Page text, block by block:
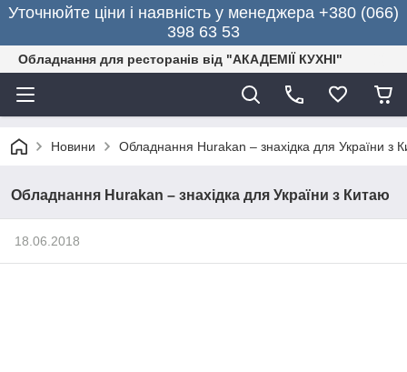
Уточнюйте ціни і наявність у менеджера +380 (066)
398 63 53
Обладнання для ресторанів від "АКАДЕМІЇ КУХНІ"
Новини Обладнання Hurakan – знахідка для України з
Обладнання Hurakan – знахідка для України з Китаю
18.06.2018